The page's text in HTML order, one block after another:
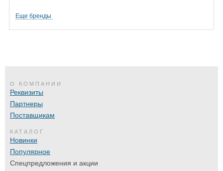
Еще бренды
О КОМПАНИИ
Реквизиты
Партнеры
Поставщикам
КАТАЛОГ
Новинки
Популярное
Спецпредложения и акции